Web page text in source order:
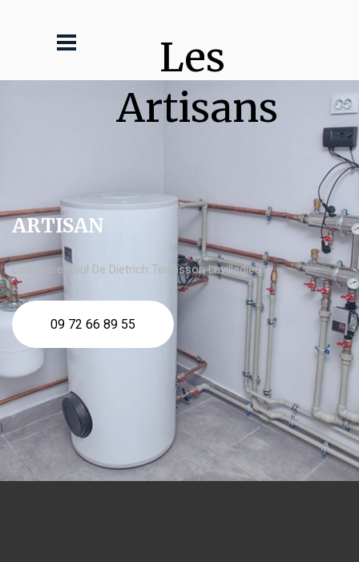
Les
Artisans
ARTISAN
chaudière fioul De Dietrich Terrasson Lavilledieu
09 72 66 89 55